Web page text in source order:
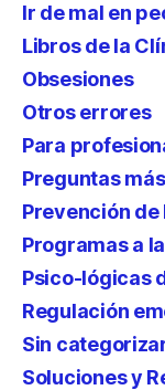
Ir de mal en
Libros de la
Obsesiones
Otros errores
Para
Preguntas
Prevención de
Programas a
Psico-lógicas
Regulación
Sin
Soluciones y